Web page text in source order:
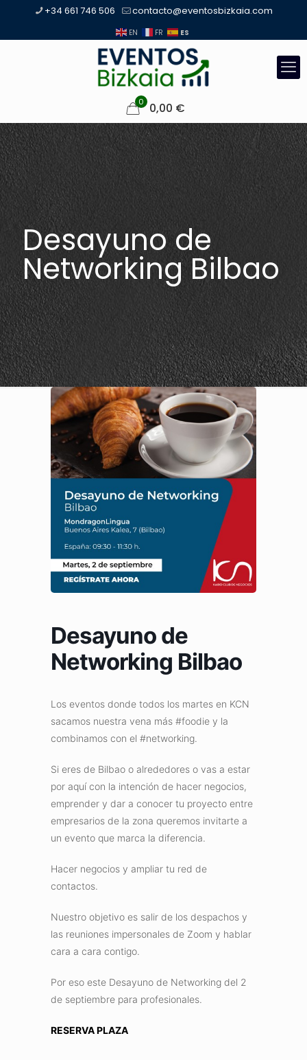
+34 661 746 506 contacto@eventosbizkaia.com
EN FR ES
0 0,00 €
Desayuno de
Networking Bilbao
Desayuno de
Networking Bilbao
Los eventos donde todos los martes en KCN
sacamos nuestra vena más #foodie y la
combinamos con el #networking.
Si eres de Bilbao o alrededores o vas a estar
por aquí con la intención de hacer negocios,
emprender y dar a conocer tu proyecto entre
empresarios de la zona queremos invitarte a
un evento que marca la diferencia.
Hacer negocios y ampliar tu red de
contactos.
Nuestro objetivo es salir de los despachos y
las reuniones impersonales de Zoom y hablar
cara a cara contigo.
Por eso este Desayuno de Networking del 2
de septiembre para profesionales.
RESERVA PLAZA